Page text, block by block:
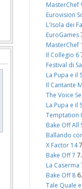
MasterChef
Eurovision
L'Isola dei
EuroGames
MasterChef
Il Collegio 6
Festival di
La Pupa e il
Il Cantante
The Voice
La Pupa e il
Temptation
Bake Off All
Ballando
X Factor 14
Bake Off 7
La Caserma
Bake Off 8
Tale Quale